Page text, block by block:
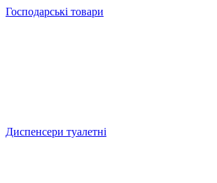
Господарські товари
Диспенсери туалетні